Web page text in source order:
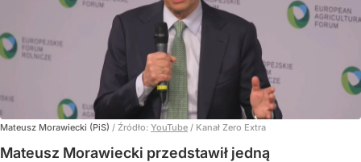
Mateusz Morawiecki (PiS) / Źródło: YouTube / Kanał Zero Extra
Mateusz Morawiecki przedstawił jedną